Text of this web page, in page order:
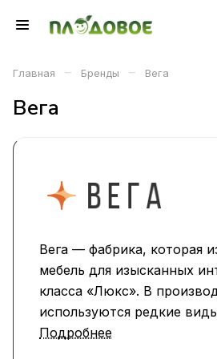
Главная – Бренды – Вега
Вега
Вега — фабрика, которая
мебель для изысканных
класса «Люкс». В
используются редкие
проводится оценка
Подробнее